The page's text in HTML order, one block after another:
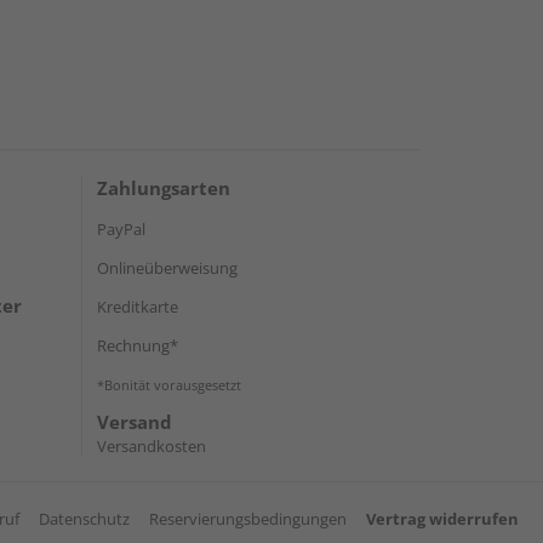
Zahlungsarten
PayPal
Onlineüberweisung
Kreditkarte
Rechnung*
*Bonität vorausgesetzt
Versand
Versandkosten
Datenschutz Reservierungsbedingungen Vertrag widerrufen